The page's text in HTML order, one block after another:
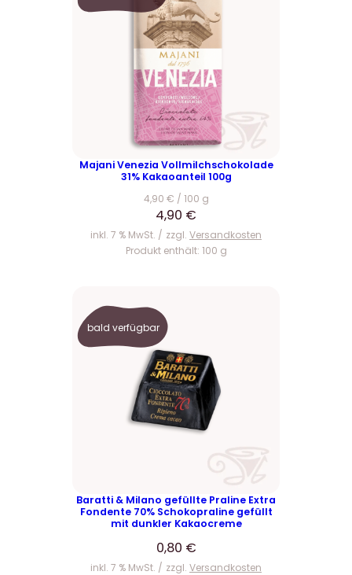
Majani Venezia Vollmilchschokolade
31% Kakaoanteil 100g
4,90 € / 100 g
4,90 €
inkl. 7 % MwSt. zzgl. Versandkosten
Produkt enthält: 100 g
bald verfügbar
Baratti & Milano gefüllte Praline Extra
Fondente 70% Schokopraline gefüllt
mit dunkler Kakaocreme
0,80 €
inkl. 7 % MwSt. zzgl. Versandkosten